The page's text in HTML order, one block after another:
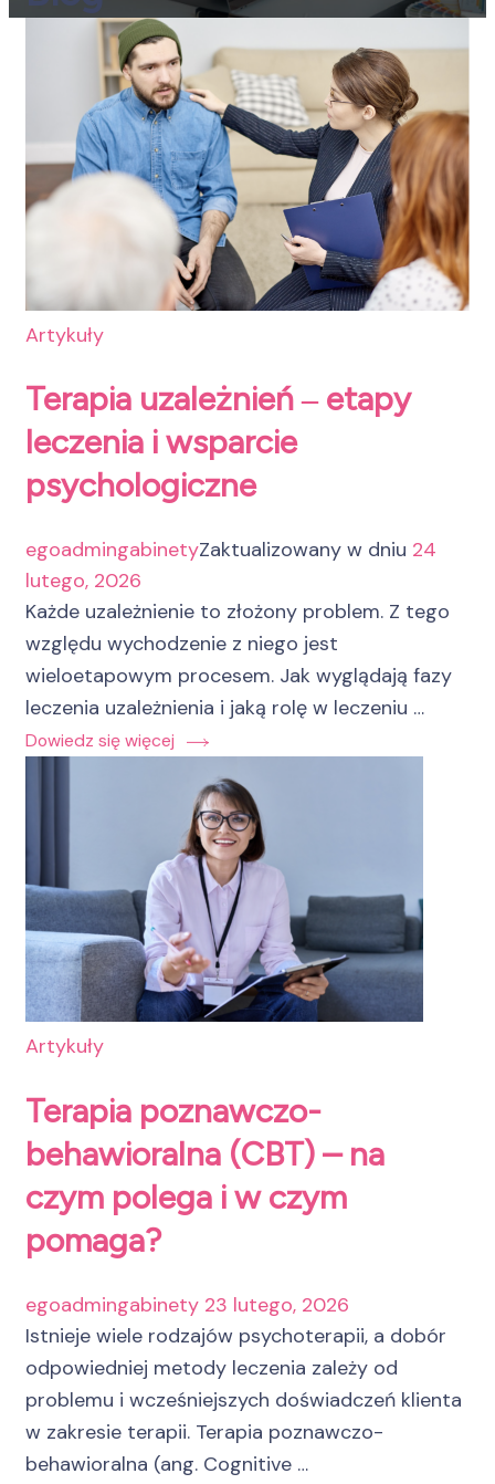
Artykuły
Terapia uzależnień ‒ etapy
leczenia i wsparcie
psychologiczne
egoadmingabinetyZaktualizowany w dniu 24
lutego, 2026
Każde uzależnienie to złożony problem. Z tego
względu wychodzenie z niego jest
wieloetapowym procesem. Jak wyglądają fazy
leczenia uzależnienia i jaką rolę w leczeniu …
Dowiedz się więcej
Artykuły
Terapia poznawczo-
behawioralna (CBT) – na
czym polega i w czym
pomaga?
egoadmingabinety 23 lutego, 2026
Istnieje wiele rodzajów psychoterapii, a dobór
odpowiedniej metody leczenia zależy od
problemu i wcześniejszych doświadczeń klienta
w zakresie terapii. Terapia poznawczo-
behawioralna (ang. Cognitive …